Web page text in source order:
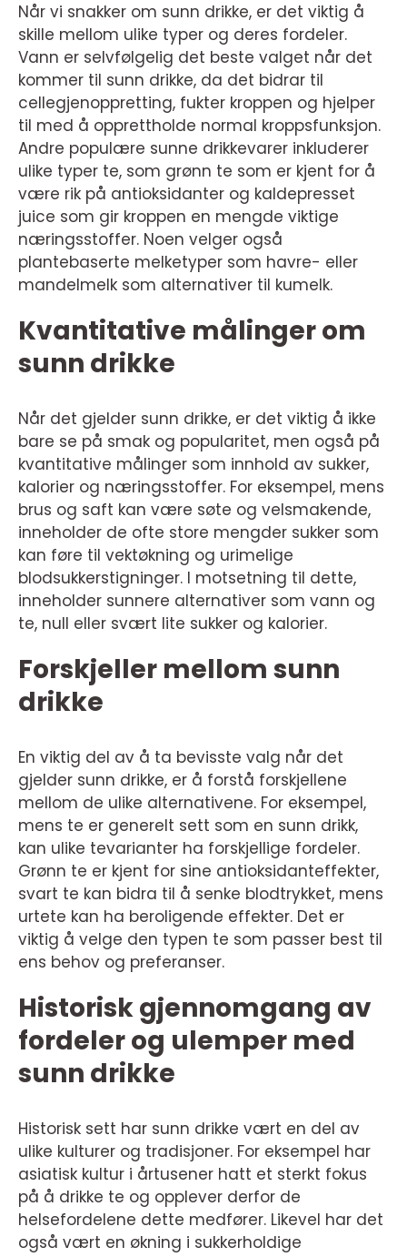
Når vi snakker om sunn drikke, er det viktig å
skille mellom ulike typer og deres fordeler.
Vann er selvfølgelig det beste valget når det
kommer til sunn drikke, da det bidrar til
cellegjenoppretting, fukter kroppen og hjelper
til med å opprettholde normal kroppsfunksjon.
Andre populære sunne drikkevarer inkluderer
ulike typer te, som grønn te som er kjent for å
være rik på antioksidanter og kaldepresset
juice som gir kroppen en mengde viktige
næringsstoffer. Noen velger også
plantebaserte melketyper som havre- eller
mandelmelk som alternativer til kumelk.
Kvantitative målinger om
sunn drikke
Når det gjelder sunn drikke, er det viktig å ikke
bare se på smak og popularitet, men også på
kvantitative målinger som innhold av sukker,
kalorier og næringsstoffer. For eksempel, mens
brus og saft kan være søte og velsmakende,
inneholder de ofte store mengder sukker som
kan føre til vektøkning og urimelige
blodsukkerstigninger. I motsetning til dette,
inneholder sunnere alternativer som vann og
te, null eller svært lite sukker og kalorier.
Forskjeller mellom sunn
drikke
En viktig del av å ta bevisste valg når det
gjelder sunn drikke, er å forstå forskjellene
mellom de ulike alternativene. For eksempel,
mens te er generelt sett som en sunn drikk,
kan ulike tevarianter ha forskjellige fordeler.
Grønn te er kjent for sine antioksidanteffekter,
svart te kan bidra til å senke blodtrykket, mens
urtete kan ha beroligende effekter. Det er
viktig å velge den typen te som passer best til
ens behov og preferanser.
Historisk gjennomgang av
fordeler og ulemper med
sunn drikke
Historisk sett har sunn drikke vært en del av
ulike kulturer og tradisjoner. For eksempel har
asiatisk kultur i årtusener hatt et sterkt fokus
på å drikke te og opplever derfor de
helsefordelene dette medfører. Likevel har det
også vært en økning i sukkerholdige